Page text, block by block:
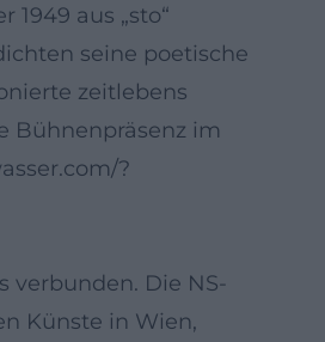
aus „sto“
seine poetische
zeitlebens
Bühnenpräsenz im
?
verbunden. Die NS-
Künste in Wien,